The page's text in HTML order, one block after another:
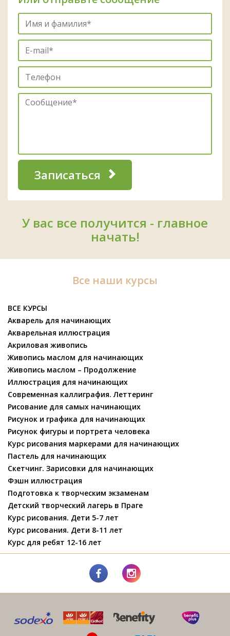
Записаться
У вас все получится - главное
начать!
Все наши курсы
ВСЕ КУРСЫ
Акварель для начинающих
Акварельная иллюстрация
Акриловая живопись
Живопись маслом для начинающих
Живопись маслом – Продолжение
Иллюстрация для начинающих
Современная каллиграфия. Леттеринг
Рисование для самых начинающих
Рисунок и графика для начинающих
Рисунок фигуры и портрета человека
Курс рисования маркерами для начинающих
Пастель для начинающих
Скетчинг. Зарисовки для начинающих
Фэшн иллюстрация
Подготовка к творческим экзаменам
Детский творческий лагерь в Праге
Курс рисования. Дети 5-7 лет
Курс рисования. Дети 8-11 лет
Курс для ребят 12-16 лет